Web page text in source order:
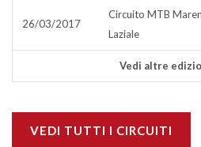
26/03/2017
Circuito MTB
Laziale
Vedi altre
VEDI TUTTI I CIRCUITI